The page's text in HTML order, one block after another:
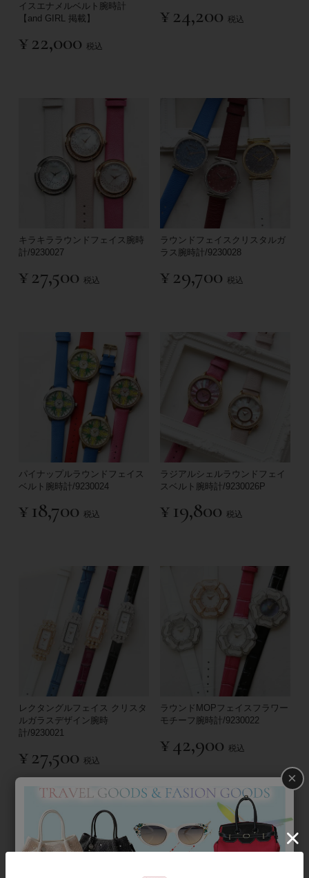
イスエナメルベルト腕時計
【and GIRL 掲載】
¥22,000 税込
¥24,200 税込
キラキララウンドフェイス腕時
計/9230027
¥27,500 税込
ラウンドフェイスクリスタルガ
ラス腕時計/9230028
¥29,700 税込
パイナップルラウンドフェイス
ベルト腕時計/9230024
¥ 18,700 税込
ラジアルシェルラウンドフェイ
スベルト腕時計/9230026P
¥ 19,800 税込
レクタングルフェイス クリスタ
ルガラスデザイン腕時
計/9230021
¥27,500 税込
ラウンドMOPフェイスフラワー
モチーフ腕時計/9230022
¥42,900 税込
×